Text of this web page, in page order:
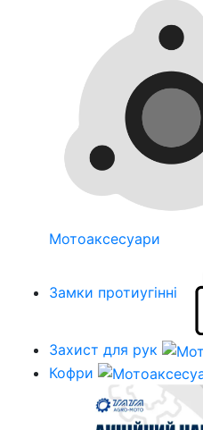
Мотоаксесуари
Замки протиугінні
Захист для рук
Кофри